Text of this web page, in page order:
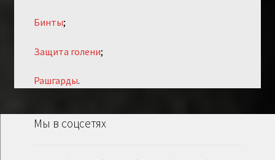
Бинты;
Защита голени;
Рашгарды.
Мы в соцсетях